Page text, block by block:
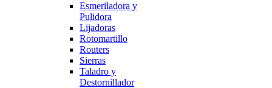
Esmeriladora y
Pulidora
Lijadoras
Rotomartillo
Routers
Sierras
Taladro y
Destornillador